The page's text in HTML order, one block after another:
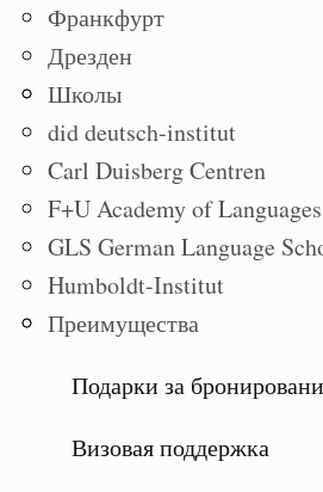
Франкфурт
Дрезден
Школы
did deutsch-institut
Carl Duisberg Centren
F+U Academy of Languages
GLS German Language
Humboldt-Institut
Преимущества
Подарки за
Визовая поддержка